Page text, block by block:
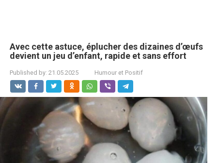
Avec cette astuce, éplucher des dizaines d’œufs
devient un jeu d’enfant, rapide et sans effort
Published by: 21.05.2025 Humour et Positif